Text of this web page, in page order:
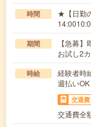
時間
★【日勤
期間
【急募
お試し2
時給
経験者
週払いOK
交通費
交通費全